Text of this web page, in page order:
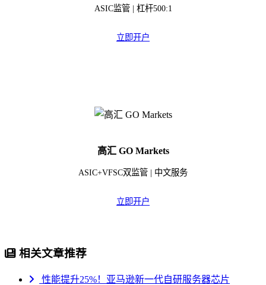
ASIC监管 | 杠杆500:1
立即开户
高汇 GO Markets
ASIC+VFSC双监管 | 中文服务
立即开户
相关文章推荐
性能提升25%！亚马逊新一代自研服务器芯片